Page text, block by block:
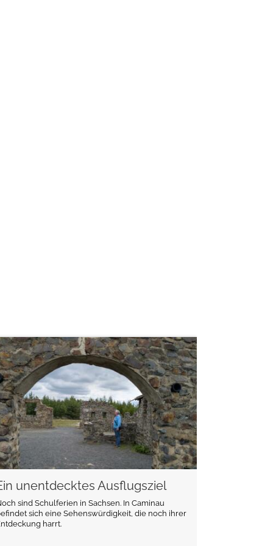
unentdecktes Ausflugsziel
sind Schulferien in Sachsen. In Caminau
sich eine Sehenswürdigkeit, die noch ihrer
harrt.
weiterlesen